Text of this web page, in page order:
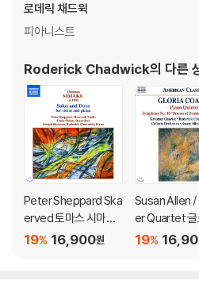
로데릭 채드윅
피아니스트
Roderick Chadwick의 다른
Peter Sheppard Ska
erved 토마스 시마쿠:
독주곡과 이중주곡 (T
16,900원
19%
Susan Allen
er Quartet 글
코츠 : 피아노
19%